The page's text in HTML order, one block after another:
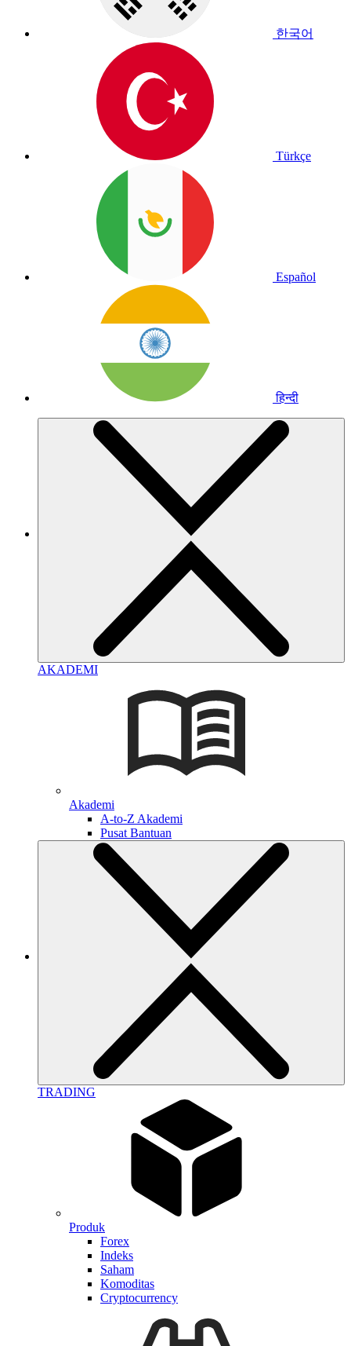
한국어
Türkçe
Español
हिन्दी
AKADEMI
Akademi
A-to-Z Akademi
Pusat Bantuan
TRADING
Produk
Forex
Indeks
Saham
Komoditas
Cryptocurrency